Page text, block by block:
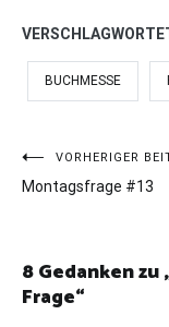
BUCHMESSE
VORHERIGER
Montagsfrage #13
8 Gedanken zu
Frage“